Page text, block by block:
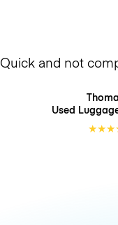
Quick and not
Used
★★★